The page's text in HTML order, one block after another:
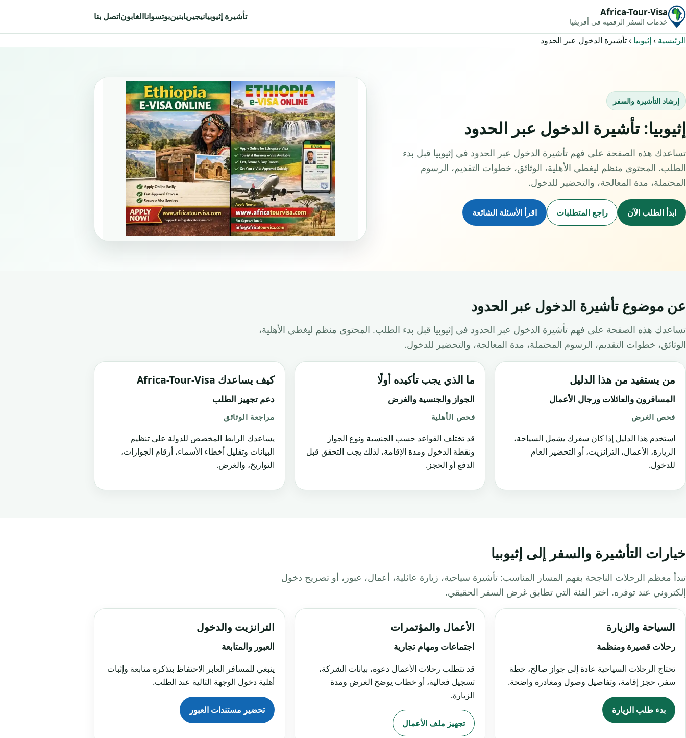
Africa-Tour-Visa
خدمات السفر الرقمية في أفريقيا تأشيرة إثيوبيانيجيريابنينبوتسواناالغابوناتصل بنا
الرئيسية › إثيوبيا ›تأشيرة الدخول عبر الحدود
إرشاد التأشيرة والسفر
إثيوبيا: تأشيرة الدخول عبر الحدود
تساعدك هذه الصفحة على فهم تأشيرة الدخول عبر الحدود في إثيوبيا قبل بدء
الطلب. المحتوى منظم ليغطي الأهلية، الوثائق، خطوات التقديم، الرسوم
المحتملة، مدة المعالجة، والتحضير للدخول.
ابدأ الطلب الآن راجع المتطلبات اقرأ الأسئلة الشائعة
عن موضوع تأشيرة الدخول عبر الحدود
تساعدك هذه الصفحة على فهم تأشيرة الدخول عبر الحدود في إثيوبيا قبل بدء الطلب. المحتوى منظم ليغطي الأهلية،
الوثائق، خطوات التقديم، الرسوم المحتملة، مدة المعالجة، والتحضير للدخول.
من يستفيد من هذا الدليل
المسافرون والعائلات ورجال الأعمال
فحص الغرض
استخدم هذا الدليل إذا كان سفرك يشمل السياحة،
الزيارة، الأعمال، الترانزيت، أو التحضير العام
للدخول.
ما الذي يجب تأكيده أولًا
الجواز والجنسية والغرض
فحص الأهلية
قد تختلف القواعد حسب الجنسية ونوع الجواز
ونقطة الدخول ومدة الإقامة، لذلك يجب التحقق قبل
الدفع أو الحجز.
كيف يساعدك Africa-Tour-Visa
دعم تجهيز الطلب
مراجعة الوثائق
يساعدك الرابط المخصص للدولة على تنظيم
البيانات وتقليل أخطاء الأسماء، أرقام الجوازات،
التواريخ، والغرض.
خيارات التأشيرة والسفر إلى إثيوبيا
تبدأ معظم الرحلات الناجحة بفهم المسار المناسب: تأشيرة سياحية، زيارة عائلية، أعمال، عبور، أو تصريح دخول
إلكتروني عند توفره. اختر الفئة التي تطابق غرض السفر الحقيقي.
السياحة والزيارة
رحلات قصيرة ومنظمة
تحتاج الرحلات السياحية عادة إلى جواز صالح، خطة
سفر، حجز إقامة، وتفاصيل وصول ومغادرة واضحة.
بدء طلب الزيارة
الأعمال والمؤتمرات
اجتماعات ومهام تجارية
قد تتطلب رحلات الأعمال دعوة، بيانات الشركة،
تسجيل فعالية، أو خطاب يوضح الغرض ومدة
الزيارة.
تجهيز ملف الأعمال
الترانزيت والدخول
العبور والمتابعة
ينبغي للمسافر العابر الاحتفاظ بتذكرة متابعة وإثبات
أهلية دخول الوجهة التالية عند الطلب.
تحضير مستندات العبور